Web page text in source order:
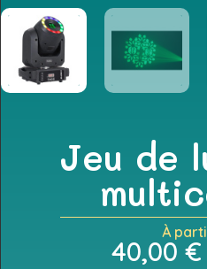
Jeu de
À
40,00 €